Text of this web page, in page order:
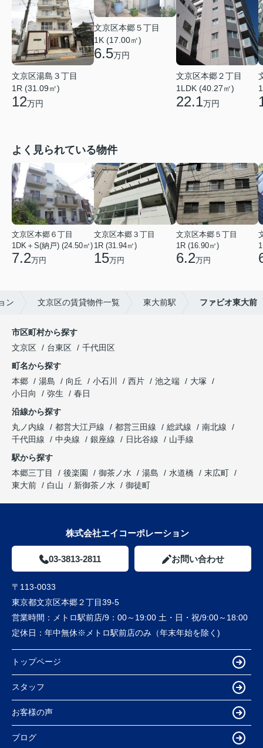
文京区湯島３丁目
1R (31.09㎡)
12万円
文京区本郷５丁目
1K (17.00㎡)
6.5万円
文京区本郷２丁目
1LDK (40.27㎡)
22.1万円
よく見られている物件
文京区本郷６丁目
1DK＋S(納戸) (24.50㎡)
7.2万円
文京区本郷３丁目
1R (31.94㎡)
15万円
文京区本郷５丁目
1R (16.90㎡)
6.2万円
ン 文京区の賃貸物件一覧 東大前駅 ファビオ東大前
市区町村から探す
文京区
台東区
千代田区
町名から探す
本郷
湯島 向丘 小石川 西片 池之端
大塚
小日向
弥生
春日
沿線から探す
丸ノ内線
都営大江戸線 都営三田線 総武線
南北線
千代田線
中央線 銀座線 日比谷線
山手線
駅から探す
本郷三丁目
後楽園 御茶ノ水 湯島 水道橋
末広町
東大前
白山 新御茶ノ水 御徒町
株式会社エイコーポレーション
03-3813-2811 お問い合わせ
〒113-0033
東京都文京区本郷２丁目39-5
営業時間：
メトロ駅前店/9：00～19:00 土・日・祝/9:00～18:00
定休日： 年中無休※メトロ駅前店のみ（年末年始を除く)
トップページ
スタッフ
お客様の声
ブログ